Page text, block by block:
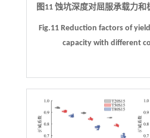
图11 蚀坑深度对屈服承载力
Fig.11 Reduction factors of
capacity with different